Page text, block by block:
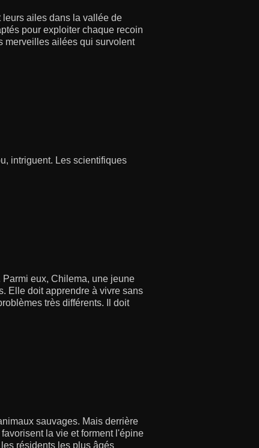
ailes dans la vallée de
pour exploiter chaque recoin
merveilles ailées qui survolent
intriguent. Les scientifiques
eux, Chilema, une jeune
Elle doit apprendre à vivre sans
très différents. Il doit
sauvages. Mais derrière
la vie et forment l'épine
résidents les plus âgés